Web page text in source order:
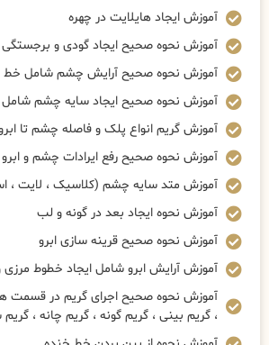
آموزش ایجاد هایلایت در چهره
آموزش نحوه صحیح ایجاد گودی و برجستگی
آموزش نحوه صحیح آرایش چشم شامل خط
آموزش نحوه صحیح ایجاد سایه چشم شامل
آموزش گریم انواع پلک و فاصله چشم تا
آموزش نحوه صحیح رفع ایرادات چشم و
آموزش متد سایه چشم (کلاسیک ، لایت ،
آموزش نحوه ایجاد بعد در گونه و لب
آموزش نحوه صحیح قرینه سازی ابرو
آموزش آرایش ابرو شامل ایجاد خطوط مرزی
آموزش نحوه صحیح اجرای گریم در قسمت
، گریم بینی ، گریم گونه ، گریم چانه ،